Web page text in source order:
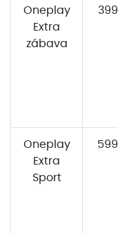
Oneplay
Extra
zábava
Oneplay
Extra
Sport